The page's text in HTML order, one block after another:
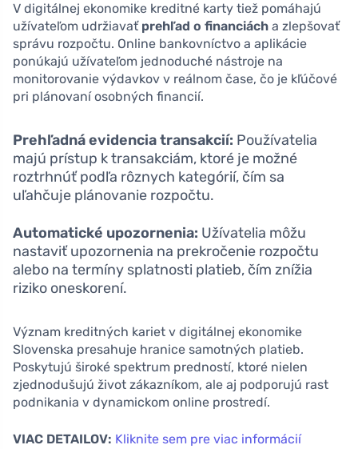
V digitálnej ekonomike kreditné karty tiež pomáhajú
užívateľom udržiavať prehľad o financiách a zlepšovať
správu rozpočtu. Online bankovníctvo a aplikácie
ponúkajú užívateľom jednoduché nástroje na
monitorovanie výdavkov v reálnom čase, čo je kľúčové
pri plánovaní osobných financií.
Prehľadná evidencia transakcií: Používatelia
majú prístup k transakciám, ktoré je možné
roztrhnúť podľa rôznych kategórií, čím sa
uľahčuje plánovanie rozpočtu.
Automatické upozornenia: Užívatelia môžu
nastaviť upozornenia na prekročenie rozpočtu
alebo na termíny splatnosti platieb, čím znížia
riziko oneskorení.
Význam kreditných kariet v digitálnej ekonomike
Slovenska presahuje hranice samotných platieb.
Poskytujú široké spektrum predností, ktoré nielen
zjednodušujú život zákazníkom, ale aj podporujú rast
podnikania v dynamickom online prostredí.
VIAC DETAILOV: Kliknite sem pre viac informácií